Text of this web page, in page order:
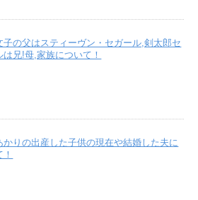
子の父はスティーヴン・セガール,剣太郎セ
は兄!母,家族について！
かりの出産した子供の現在や結婚した夫に